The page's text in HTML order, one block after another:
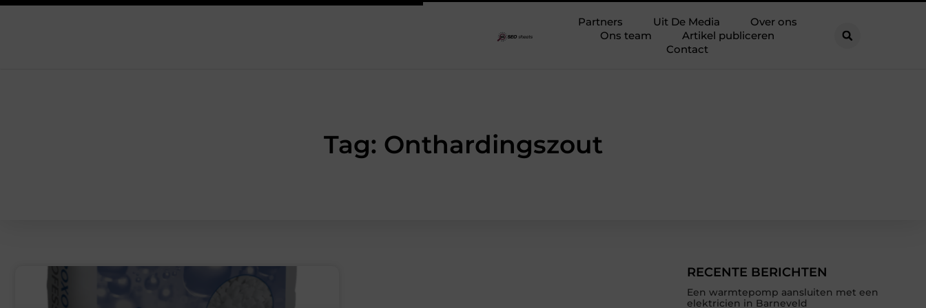
Partners Uit De Media
Over ons
Ons team
Artikel publiceren
Contact
Tag: Onthardingszout
RECENTE BERICHTEN
Een warmtepomp aansluiten met een
elektricien in Barneveld